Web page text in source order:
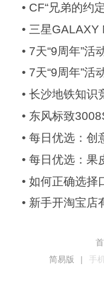
• CF“兄弟的约
• 三星GALAXY
• 7天“9周年”活
• 7天“9周年”活
• 长沙地铁知识
• 东风标致
• 每日优选：创
• 每日优选：果
• 如何正确选择
• 新手开淘宝店
简易版
| 手